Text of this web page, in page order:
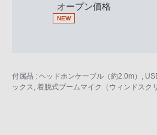
オープン価格
NEW
付属品 : ヘッドホンケーブル（約2.0m）,
ックス, 着脱式ブームマイク（ウィンドスク